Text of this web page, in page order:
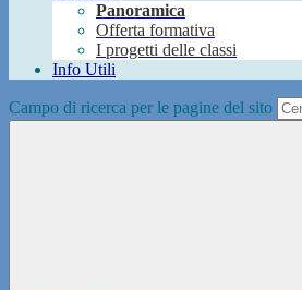
Panoramica
Offerta formativa
I progetti delle classi
Info Utili
Campo di ricerca per le pagine del sito